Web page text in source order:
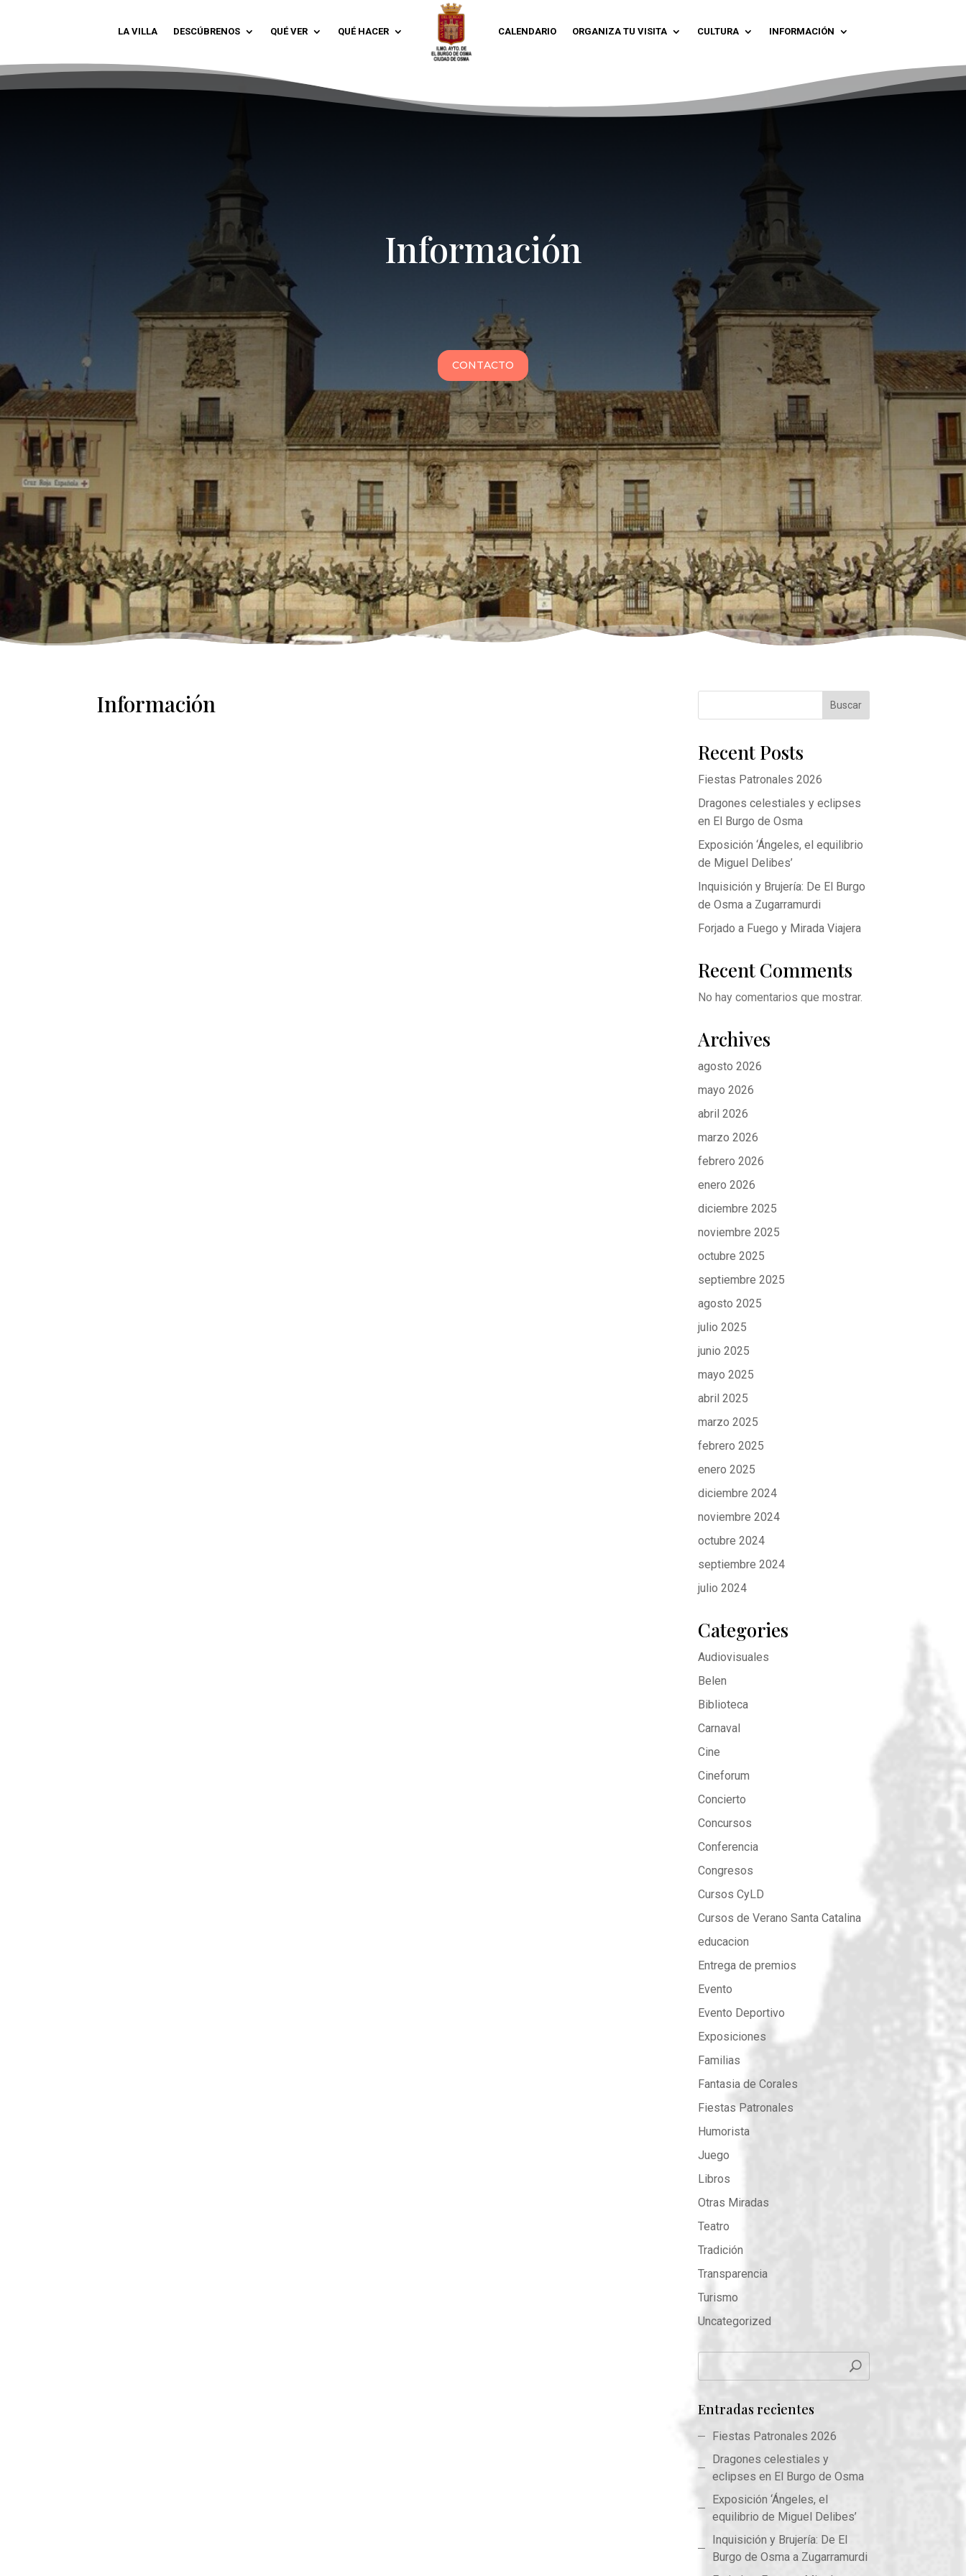
LA VILLA DESCÚBRENOS QUÉ VER QUÉ HACER CALENDARIO ORGANIZA TU VISITA CULTURA INFORMACIÓN
Información
CONTACTO
Información Buscar
Recent Posts
Fiestas Patronales 2026
Dragones celestiales y eclipses
en El Burgo de Osma
Exposición ‘Ángeles, el equilibrio
de Miguel Delibes’
Inquisición y Brujería: De El Burgo
de Osma a Zugarramurdi
Forjado a Fuego y Mirada Viajera
Recent Comments
No hay comentarios que mostrar.
Archives
agosto 2026
mayo 2026
abril 2026
marzo 2026
febrero 2026
enero 2026
diciembre 2025
noviembre 2025
octubre 2025
septiembre 2025
agosto 2025
julio 2025
junio 2025
mayo 2025
abril 2025
marzo 2025
febrero 2025
enero 2025
diciembre 2024
noviembre 2024
octubre 2024
septiembre 2024
julio 2024
Categories
Audiovisuales
Belen
Biblioteca
Carnaval
Cine
Cineforum
Concierto
Concursos
Conferencia
Congresos
Cursos CyLD
Cursos de Verano Santa Catalina
educacion
Entrega de premios
Evento
Evento Deportivo
Exposiciones
Familias
Fantasia de Corales
Fiestas Patronales
Humorista
Juego
Libros
Otras Miradas
Teatro
Tradición
Transparencia
Turismo
Uncategorized
Entradas recientes
Fiestas Patronales 2026
Dragones celestiales y
eclipses en El Burgo de Osma
Exposición ‘Ángeles, el
equilibrio de Miguel Delibes’
Inquisición y Brujería: De El
Burgo de Osma a Zugarramurdi